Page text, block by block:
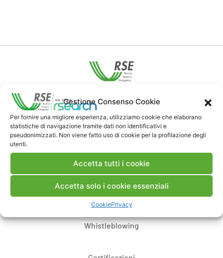
Gestione Consenso Cookie
Per fornire una migliore esperienza, utilizziamo cookie che elaborano
statistiche di navigazione tramite dati non identificativi e
pseudonimizzati. Non viene fatto uso di cookie per la profilazione degli
utenti.
Accetta tutti i cookie
Accetta solo i cookie essenziali
CookiePrivacy
Contatti
Note Legali
Dove siamo
Whistleblowing